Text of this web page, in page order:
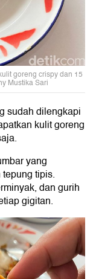
goreng crispy dan 15
Mustika Sari
sudah dilengkapi
kulit goreng
yang
tipis.
dan gurih
gigitan.